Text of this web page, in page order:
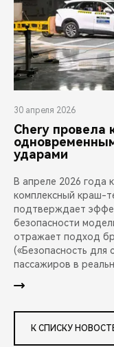
30 апреля 2026
Chery провела
ударами
В апреле 2026 года
комплексный краш-
подтверждает
безопасности
отражает подход
(«Безопасность для
пассажиров в
К СПИСКУ